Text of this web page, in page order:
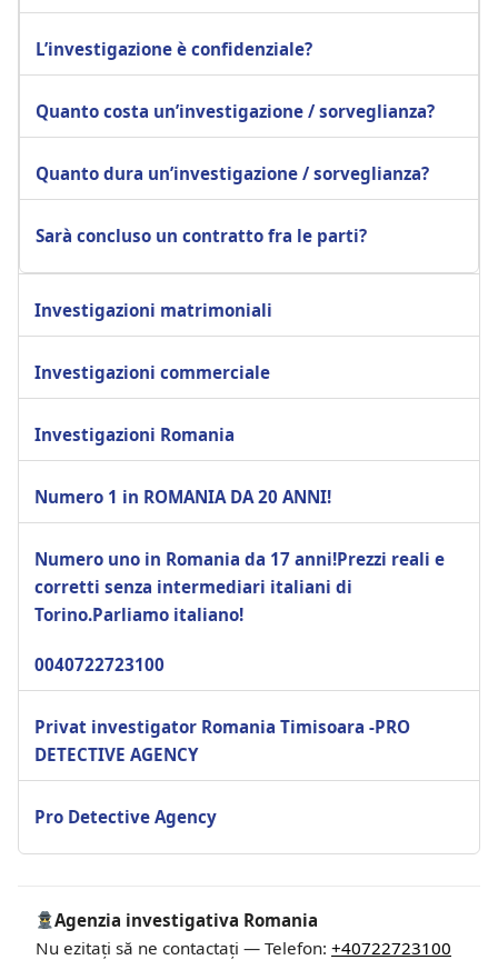
L’investigazione è confidenziale?
Quanto costa un’investigazione / sorveglianza?
Quanto dura un’investigazione / sorveglianza?
Sarà concluso un contratto fra le parti?
Investigazioni matrimoniali
Investigazioni commerciale
Investigazioni Romania
Numero 1 in ROMANIA DA 20 ANNI!
Numero uno in Romania da 17 anni!Prezzi reali e
corretti senza intermediari italiani di
Torino.Parliamo italiano!
0040722723100
Privat investigator Romania Timisoara -PRO
DETECTIVE AGENCY
Pro Detective Agency
Agenzia investigativa Romania
Nu ezitați să ne contactați — Telefon: +40722723100